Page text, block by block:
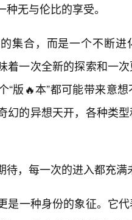
无与伦比的享受。
集合，而是一个不断进
着一次全新的探索和一
版🔥本”都可能带来意
幻的异想天开，各种类
，每一次的进入都充满
是一种身份的象征。它